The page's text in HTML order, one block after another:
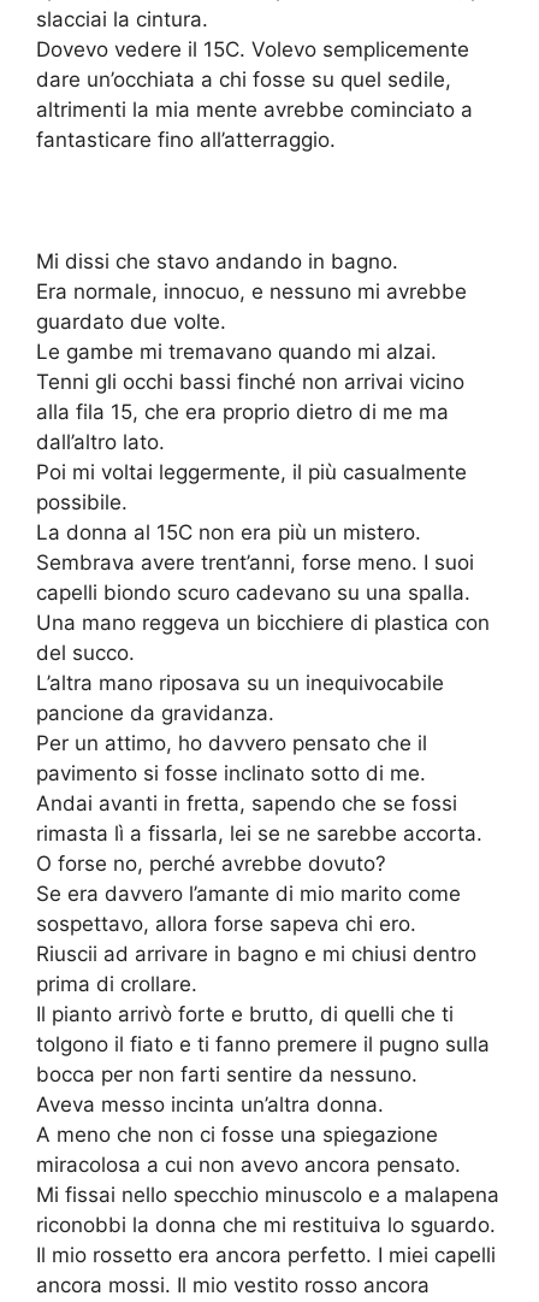
slacciai la cintura.
Dovevo vedere il 15C. Volevo semplicemente
dare un’occhiata a chi fosse su quel sedile,
altrimenti la mia mente avrebbe cominciato a
fantasticare fino all’atterraggio.
Mi dissi che stavo andando in bagno.
Era normale, innocuo, e nessuno mi avrebbe
guardato due volte.
Le gambe mi tremavano quando mi alzai.
Tenni gli occhi bassi finché non arrivai vicino
alla fila 15, che era proprio dietro di me ma
dall’altro lato.
Poi mi voltai leggermente, il più casualmente
possibile.
La donna al 15C non era più un mistero.
Sembrava avere trent’anni, forse meno. I suoi
capelli biondo scuro cadevano su una spalla.
Una mano reggeva un bicchiere di plastica con
del succo.
L’altra mano riposava su un inequivocabile
pancione da gravidanza.
Per un attimo, ho davvero pensato che il
pavimento si fosse inclinato sotto di me.
Andai avanti in fretta, sapendo che se fossi
rimasta lì a fissarla, lei se ne sarebbe accorta.
O forse no, perché avrebbe dovuto?
Se era davvero l’amante di mio marito come
sospettavo, allora forse sapeva chi ero.
Riuscii ad arrivare in bagno e mi chiusi dentro
prima di crollare.
Il pianto arrivò forte e brutto, di quelli che ti
tolgono il fiato e ti fanno premere il pugno sulla
bocca per non farti sentire da nessuno.
Aveva messo incinta un’altra donna.
A meno che non ci fosse una spiegazione
miracolosa a cui non avevo ancora pensato.
Mi fissai nello specchio minuscolo e a malapena
riconobbi la donna che mi restituiva lo sguardo.
Il mio rossetto era ancora perfetto. I miei capelli
ancora mossi. Il mio vestito rosso ancora